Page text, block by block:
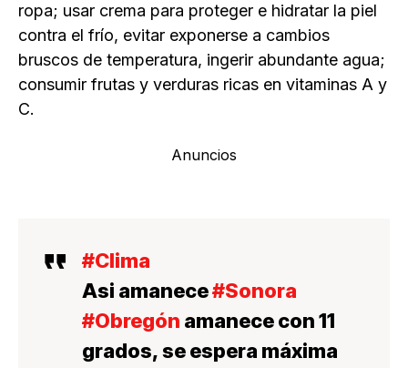
ropa; usar crema para proteger e hidratar la piel
contra el frío, evitar exponerse a cambios
bruscos de temperatura, ingerir abundante agua;
consumir frutas y verduras ricas en vitaminas A y
C.
Anuncios
#Clima
Asi amanece#Sonora
#Obregón amanece con 11
grados, se espera máxima